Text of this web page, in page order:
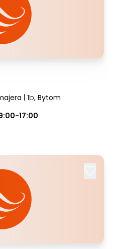
| 1b, Bytom
17:00